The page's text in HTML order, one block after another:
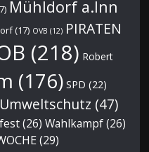
Mühldorf a.Inn
(17) OVB (12) PIRATEN
(218) Robert
(176) SPD (22)
Umweltschutz (47)
(26) Wahlkampf(26)
(29)